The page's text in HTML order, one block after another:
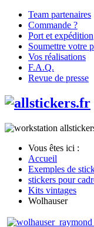
Team partenaires
Commande ?
Port et expédition
Soumettre votre
Vos réalisations
F.A.Q.
Revue de presse
Vous êtes ici :
Accueil
Exemples de
stickers pour
Kits vintages
Wolhauser